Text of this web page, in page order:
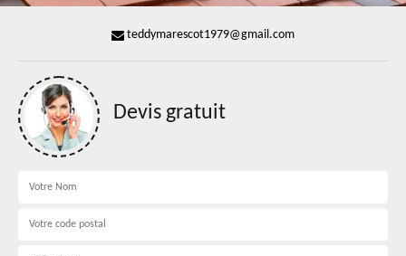
teddymarescot1979@gmail.com
Devis gratuit